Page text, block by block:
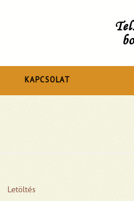
KAPCSOLAT
Letöltés